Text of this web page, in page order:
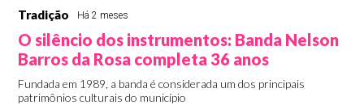
Tradição Há 2 meses
O silêncio dos instrumentos: Banda Nelson
Barros da Rosa completa 36 anos
Fundada em 1989, a banda é considerada um dos principais
patrimônios culturais do município